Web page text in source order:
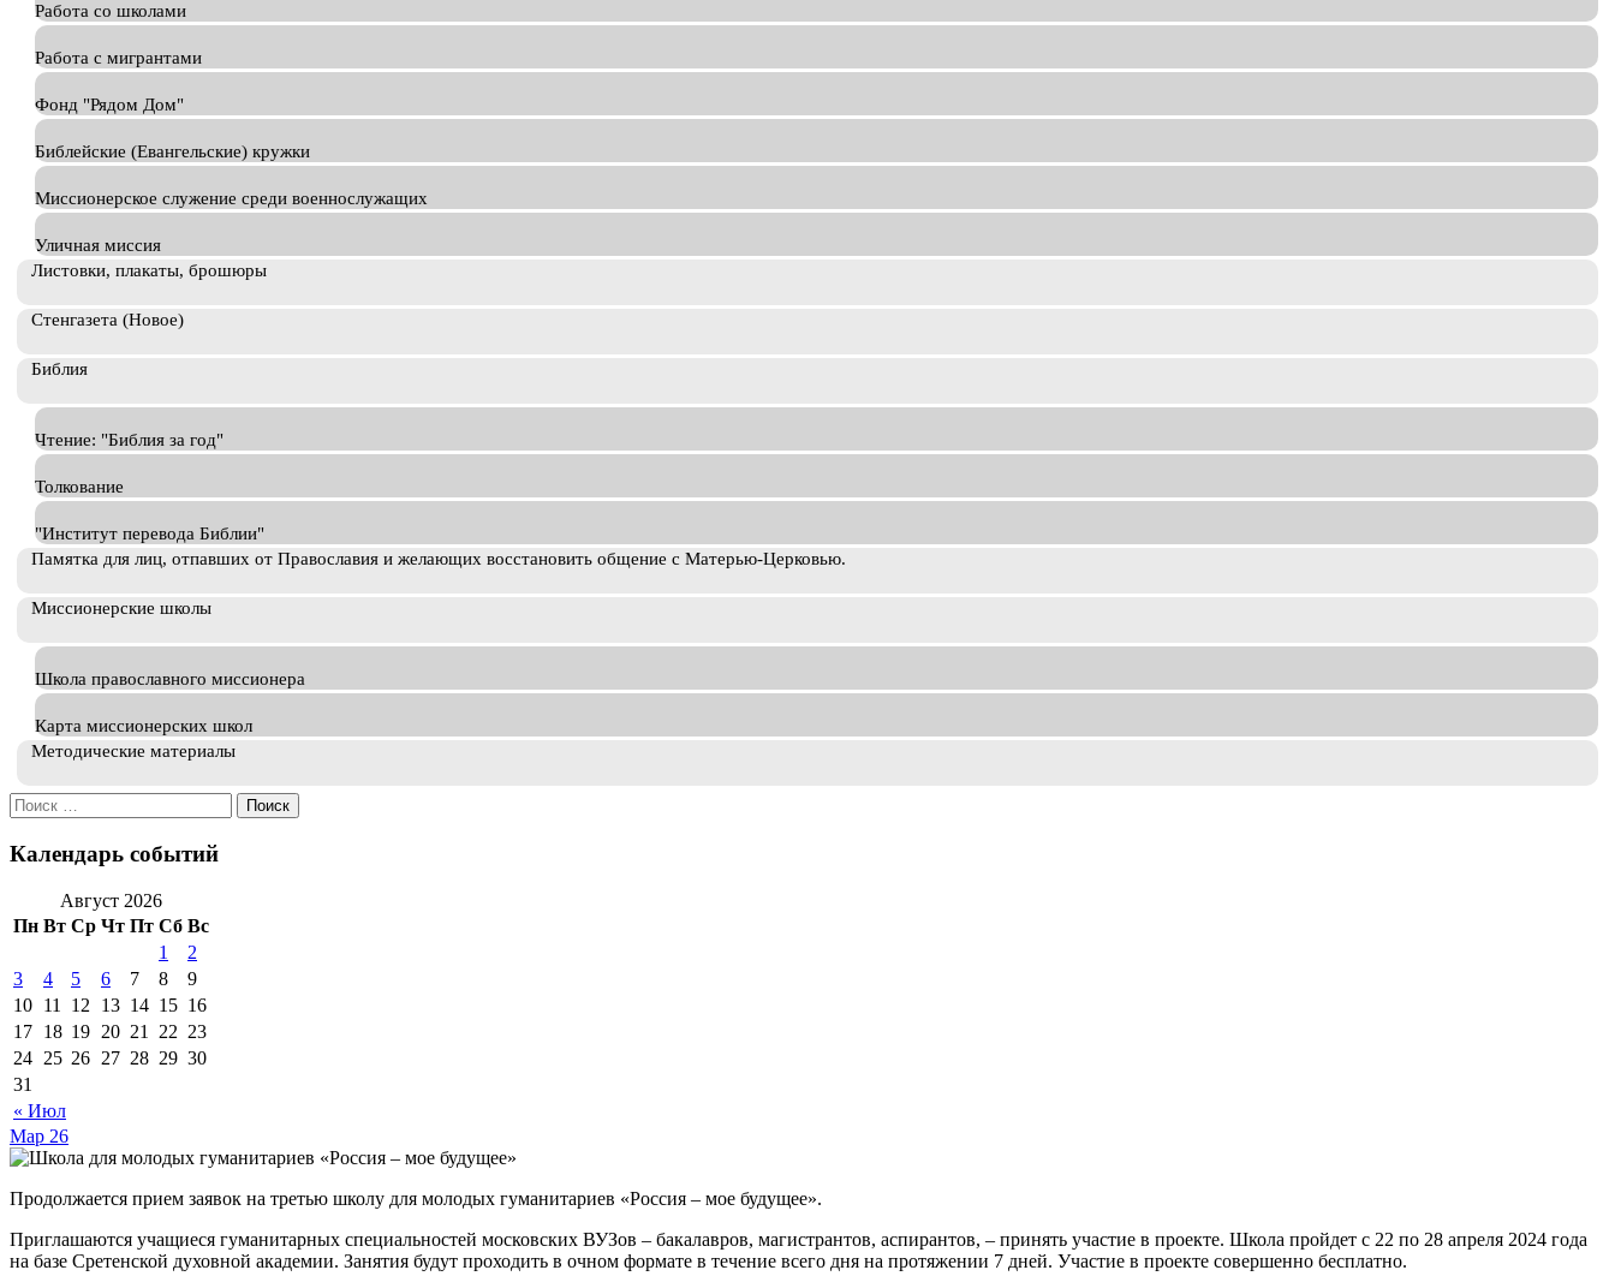
Работа со школами
Работа с мигрантами
Фонд "Рядом Дом"
Библейские (Евангельские) кружки
Миссионерское служение среди военнослужащих
Уличная миссия
Листовки, плакаты, брошюры
Стенгазета (Новое)
Библия
Чтение: "Библия за год"
Толкование
"Институт перевода Библии"
Памятка для лиц, отпавших от Православия и желающих восстановить общение с Матерью-Церковью.
Миссионерские школы
Школа православного миссионера
Карта миссионерских школ
Методические материалы
Искать:
Календарь событий
Август 2026
Пн Вт Ср Чт Пт Сб Вс
« Июл
1
2
3
4 5 6 7 8
9
10 11 12 13 14 15 16
17 18 19 20 21 22 23
24 25 26 27 28 29 30
31
Мар 26
Продолжается прием заявок на третью школу для молодых гуманитариев «Россия – мое будущее».
Приглашаются учащиеся гуманитарных специальностей московских ВУЗов – бакалавров, магистрантов, аспирантов, – принять участие в проекте. Школа пройдет с 22 по 28 апреля 2024 года
на базе Сретенской духовной академии. Занятия будут проходить в очном формате в течение всего дня на протяжении 7 дней. Участие в проекте совершенно бесплатно.